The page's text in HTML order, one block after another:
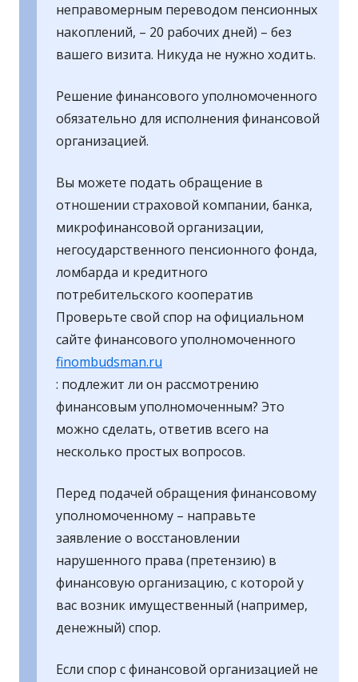
неправомерным переводом пенсионных
накоплений, – 20 рабочих дней) – без
вашего визита. Никуда не нужно ходить.
Решение финансового уполномоченного
обязательно для исполнения финансовой
организацией.
Вы можете подать обращение в
отношении страховой компании, банка,
микрофинансовой организации,
негосударственного пенсионного фонда,
ломбарда и кредитного
потребительского кооператив
Проверьте свой спор на официальном
сайте финансового уполномоченного
finombudsman.ru
: подлежит ли он рассмотрению
финансовым уполномоченным? Это
можно сделать, ответив всего на
несколько простых вопросов.
Перед подачей обращения финансовому
уполномоченному – направьте
заявление о восстановлении
нарушенного права (претензию) в
финансовую организацию, с которой у
вас возник имущественный (например,
денежный) спор.
Если спор с финансовой организацией не